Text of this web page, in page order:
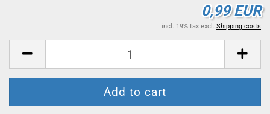
0,99 EUR
incl. 19% tax excl. Shipping costs